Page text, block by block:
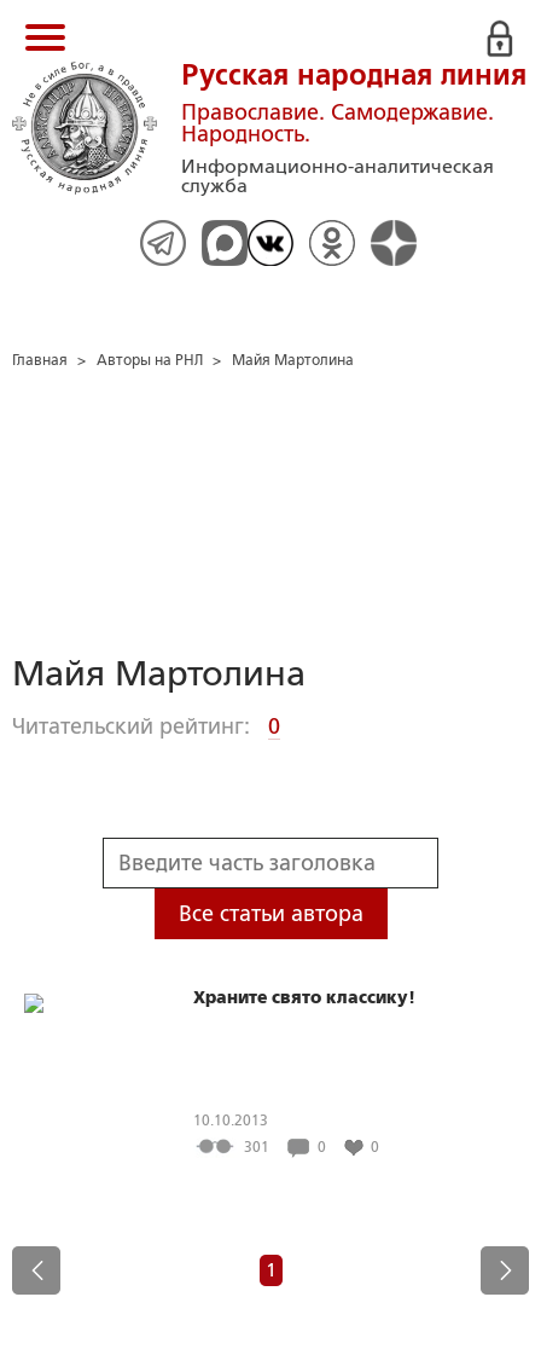
Русская народная линия
Православие. Самодержавие.
Народность.
Информационно-аналитическая
служба
Главная > Авторы на РНЛ > Майя Мартолина
Майя Мартолина
Читательский рейтинг: 0
Все статьи автора
Храните свято классику!
10.10.2013
301
0 0
1